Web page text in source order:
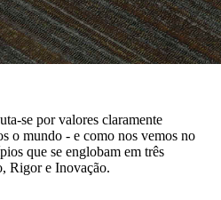
se por valores claramente
o mundo - e como nos vemos no
que se englobam em três
Rigor e Inovação.